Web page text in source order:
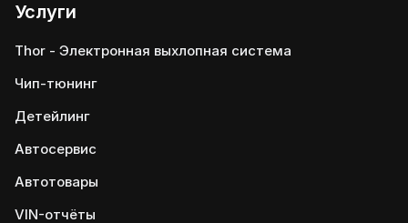
Услуги
Thor - Электронная выхлопная система
Чип-тюнинг
Детейлинг
Автосервис
Автотовары
VIN-отчёты